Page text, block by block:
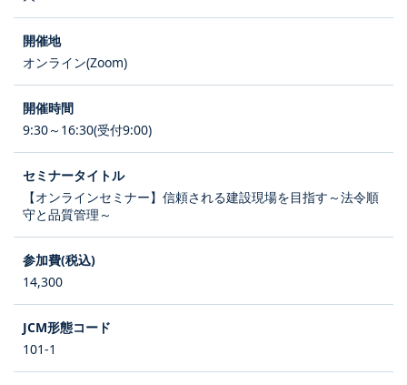
オンライン(Zoom)
9:30～16:30(受付9:00)
【オンラインセミナー】信頼される建設現場を目指す～法令順
守と品質管理～
14,300
101-1